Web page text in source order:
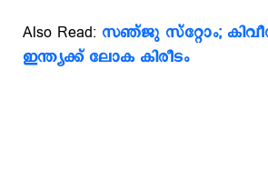
Also Read: സഞ്ജു സ്റ്റോം;
ഇന്ത്യക്ക് ലോക കിരീടം